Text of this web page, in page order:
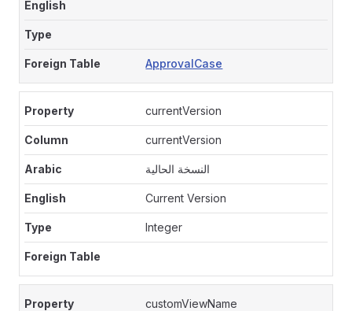
ApprovalCase
currentVersion
currentVersion
النسخة الحالية
Current Version
Integer
customViewName